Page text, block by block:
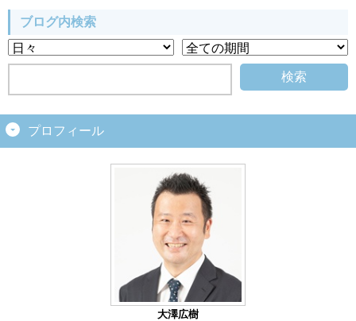
ブログ内検索
プロフィール
大澤広樹